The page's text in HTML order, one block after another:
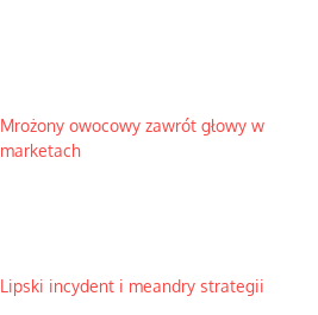
Mrożony owocowy zawrót głowy w
marketach
Lipski incydent i meandry strategii